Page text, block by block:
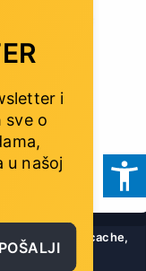
AM4, 35MB cache,
i
sve o
u našoj
POŠALJI